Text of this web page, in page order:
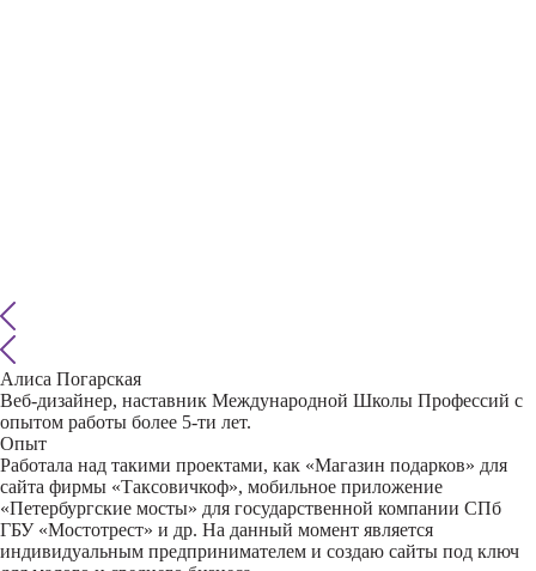
Алиса Погарская
Веб-дизайнер, наставник Международной Школы Профессий с
опытом работы более 5-ти лет.
Опыт
Работала над такими проектами, как «Магазин подарков» для
сайта фирмы «Таксовичкоф», мобильное приложение
«Петербургские мосты» для государственной компании СПб
ГБУ «Мостотрест» и др. На данный момент является
индивидуальным предпринимателем и создаю сайты под ключ